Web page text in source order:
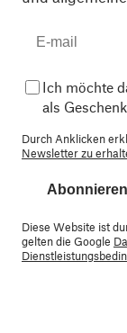
Ich möchte
als
Durch Anklicken
Newsletter zu
Abonnieren
Diese Website ist
gelten die Google